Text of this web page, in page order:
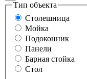
Тип объекта
Столешница
Мойка
Подоконник
Панели
Барная стойка
Стол